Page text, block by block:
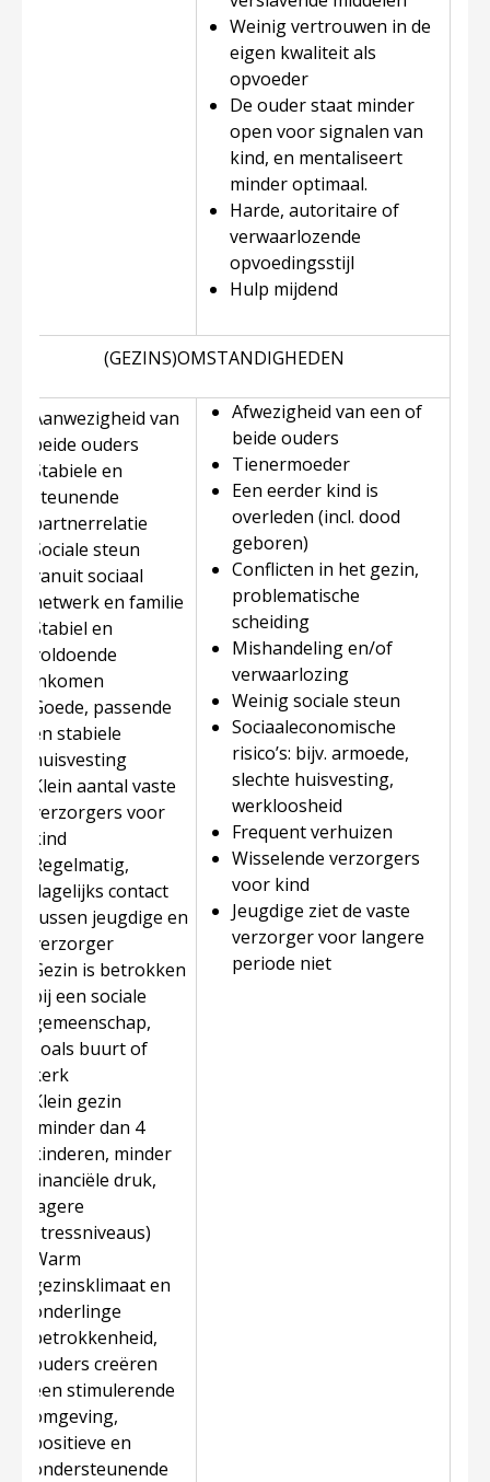
Weinig vertrouwen in de
eigen kwaliteit als
opvoeder
De ouder staat minder
open voor signalen van
kind, en mentaliseert
minder optimaal.
Harde, autoritaire of
verwaarlozende
opvoedingsstijl
Hulp mijdend
(GEZINS)OMSTANDIGHEDEN
Aanwezigheid van
beide ouders
Stabiele en
steunende
partnerrelatie
Sociale steun
vanuit sociaal
netwerk en familie
Stabiel en
voldoende
inkomen
Goede, passende
en stabiele
huisvesting
Klein aantal vaste
verzorgers voor
kind
Regelmatig,
dagelijks contact
tussen jeugdige en
verzorger
Gezin is betrokken
bij een sociale
gemeenschap,
zoals buurt of
kerk
Klein gezin
(minder dan 4
kinderen, minder
financiële druk,
lagere
stressniveaus)
Warm
gezinsklimaat en
onderlinge
betrokkenheid,
ouders creëren
een stimulerende
omgeving,
positieve en
ondersteunende
Afwezigheid van een of
beide ouders
Tienermoeder
Een eerder kind is
overleden (incl. dood
geboren)
Conflicten in het gezin,
problematische
scheiding
Mishandeling en/of
verwaarlozing
Weinig sociale steun
Sociaaleconomische
risico’s: bijv. armoede,
slechte huisvesting,
werkloosheid
Frequent verhuizen
Wisselende verzorgers
voor kind
Jeugdige ziet de vaste
verzorger voor langere
periode niet